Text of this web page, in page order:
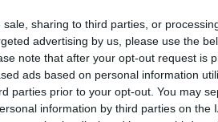
sharing to third parties, or
advertising by us, please use the
note that after your opt-out request is
ads based on personal information
parties prior to your opt-out. You may
information by third parties on the